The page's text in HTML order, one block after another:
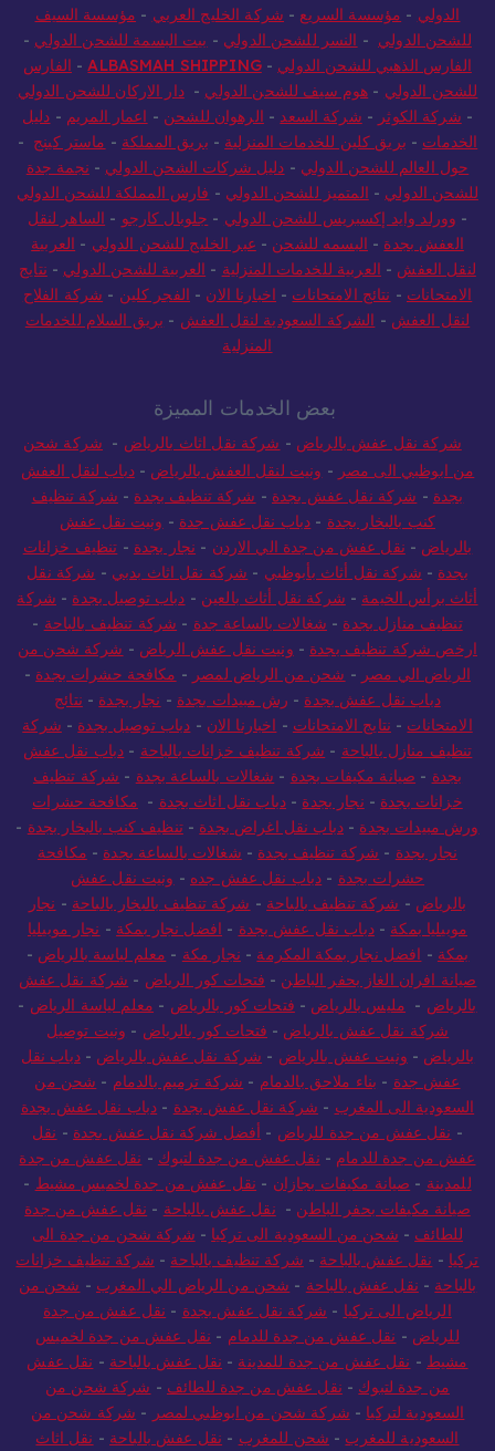
الدولي - مؤسسة السريع - شركة الخليج العربي - مؤسسة السيف
للشحن الدولي - النسر للشحن الدولي - بيت البسمة للشحن الدولي -
الفارس الذهبي للشحن الدولي -
ALBASMAH SHIPPING
- الفارس
للشحن الدولي - هوم سيف للشحن الدولي -دار الاركان للشحن الدولي
- شركة الكوثر - شركة السعد - الرهوان للشحن - اعمار المريم - دليل
الخدمات - بريق كلين للخدمات المنزلية - بريق المملكة - ماستر كينج -
حول العالم للشحن الدولي - دليل شركات الشحن الدولي - نجمة جدة
للشحن الدولي - المتميز للشحن الدولي - فارس المملكة للشحن الدولي
- وورلد وايد إكسبريس للشحن الدولي - جلوبال كارجو - الساهر لنقل
العفش بجدة - البسمه للشحن - عبر الخليج للشحن الدولي - العربية
لنقل العفش - العربية للخدمات المنزلية - العربية للشحن الدولي - نتايج
الامتحانات - نتائج الامتحانات - اخبارنا الان - الفجر كلين - شركة الفلاح
لنقل العفش - الشركة السعودية لنقل العفش - بريق السلام للخدمات
المنزلية
بعض الخدمات المميزة
شركة نقل عفش بالرياض - شركة نقل اثاث بالرياض - شركة شحن
من ابوظبي الى مصر - ونيت لنقل العفش بالرياض -دباب لنقل العفش
بجدة - شركة نقل عفش بجدة - شركة تنظيف بجدة - شركة تنظيف
كنب بالبخار بجدة - دباب نقل عفش جدة - ونيت نقل عفش
بالرياض - نقل عفش من جدة الي الاردن - نجار بجدة - تنظيف خزانات
بجدة - شركة نقل أثاث بأبوظبي - شركة نقل اثاث بدبي - شركة نقل
أثاث برأس الخيمة - شركة نقل أثاث بالعين - دباب توصيل بجدة - شركة
تنظيف منازل بجدة - شغالات بالساعة جدة - شركة تنظيف بالباحة -
ارخص شركة تنظيف بجدة - ونيت نقل عفش الرياض - شركة شحن من
الرياض الي مصر - شحن من الرياض لمصر - مكافحة حشرات بجدة -
دباب نقل عفش بجدة - رش مبيدات بجدة - نجار بجدة - نتائج
الامتحانات - نتايج الامتحانات - اخبارنا الان - دباب توصيل بجدة - شركة
تنظيف منازل بالباحة - شركة تنظيف خزانات بالباحة - دباب نقل عفش
بجدة - صيانة مكيفات بجدة - شغالات بالساعة بجدة - شركة تنظيف
خزانات بجدة - نجار بجدة - دباب نقل اثاث بجدة - مكافحة حشرات
ورش مبيدات بجدة -دباب نقل اغراض بجدة -تنظيف كنب بالبخار بجدة -
نجار بجدة - شركة تنظيف بجدة - شغالات بالساعة بجدة - مكافحة
حشرات بجدة - دباب نقل عفش جده - ونيت نقل عفش
بالرياض - شركة تنظيف بالباحة - شركة تنظيف بالبخار بالباحة - نجار
موبيليا بمكة -دباب نقل عفش بجدة - افضل نجار بمكة - نجار موبيليا
بمكة - افضل نجار بمكة المكرمة - نجار مكة - معلم لياسة بالرياض -
صيانة افران الغاز بحفر الباطن - فتحات كور الرياض - شركة نقل عفش
بالرياض - مليس بالرياض - فتحات كور بالرياض - معلم لياسة الرياض -
شركة نقل عفش بالرياض - فتحات كور بالرياض - ونيت توصيل
بالرياض - ونيت عفش بالرياض - شركة نقل عفش بالرياض -دباب نقل
عفش جدة - بناء ملاحق بالدمام - شركة ترميم بالدمام - شحن من
السعودية الى المغرب - شركة نقل عفش بجدة - دباب نقل عفش بجدة
- نقل عفش من جدة للرياض - أفضل شركة نقل عفش بجدة - نقل
عفش من جدة للدمام - نقل عفش من جدة لتبوك - نقل عفش من جدة
للمدينة - صيانة مكيفات بجازان - نقل عفش من جدة لخميس مشيط -
صيانة مكيفات بحفر الباطن - نقل عفش بالباحة - نقل عفش من جدة
للطائف - شحن من السعودية الى تركيا - شركة شحن من جدة الى
تركيا - نقل عفش بالباحة - شركة تنظيف بالباحة - شركة تنظيف خزانات
بالباحة - نقل عفش بالباحة - شحن من الرياض الي المغرب - شحن من
الرياض الى تركيا - شركة نقل عفش بجدة - نقل عفش من جدة
للرياض - نقل عفش من جدة للدمام - نقل عفش من جدة لخميس
مشيط - نقل عفش من جدة للمدينة - نقل عفش بالباحة - نقل عفش
من جدة لتبوك - نقل عفش من جدة للطائف - شركة شحن من
السعودية لتركيا - شركة شحن من ابوظبي لمصر - شركة شحن من
السعودية للمغرب - شحن للمغرب - نقل عفش بالباحة - نقل اثاث